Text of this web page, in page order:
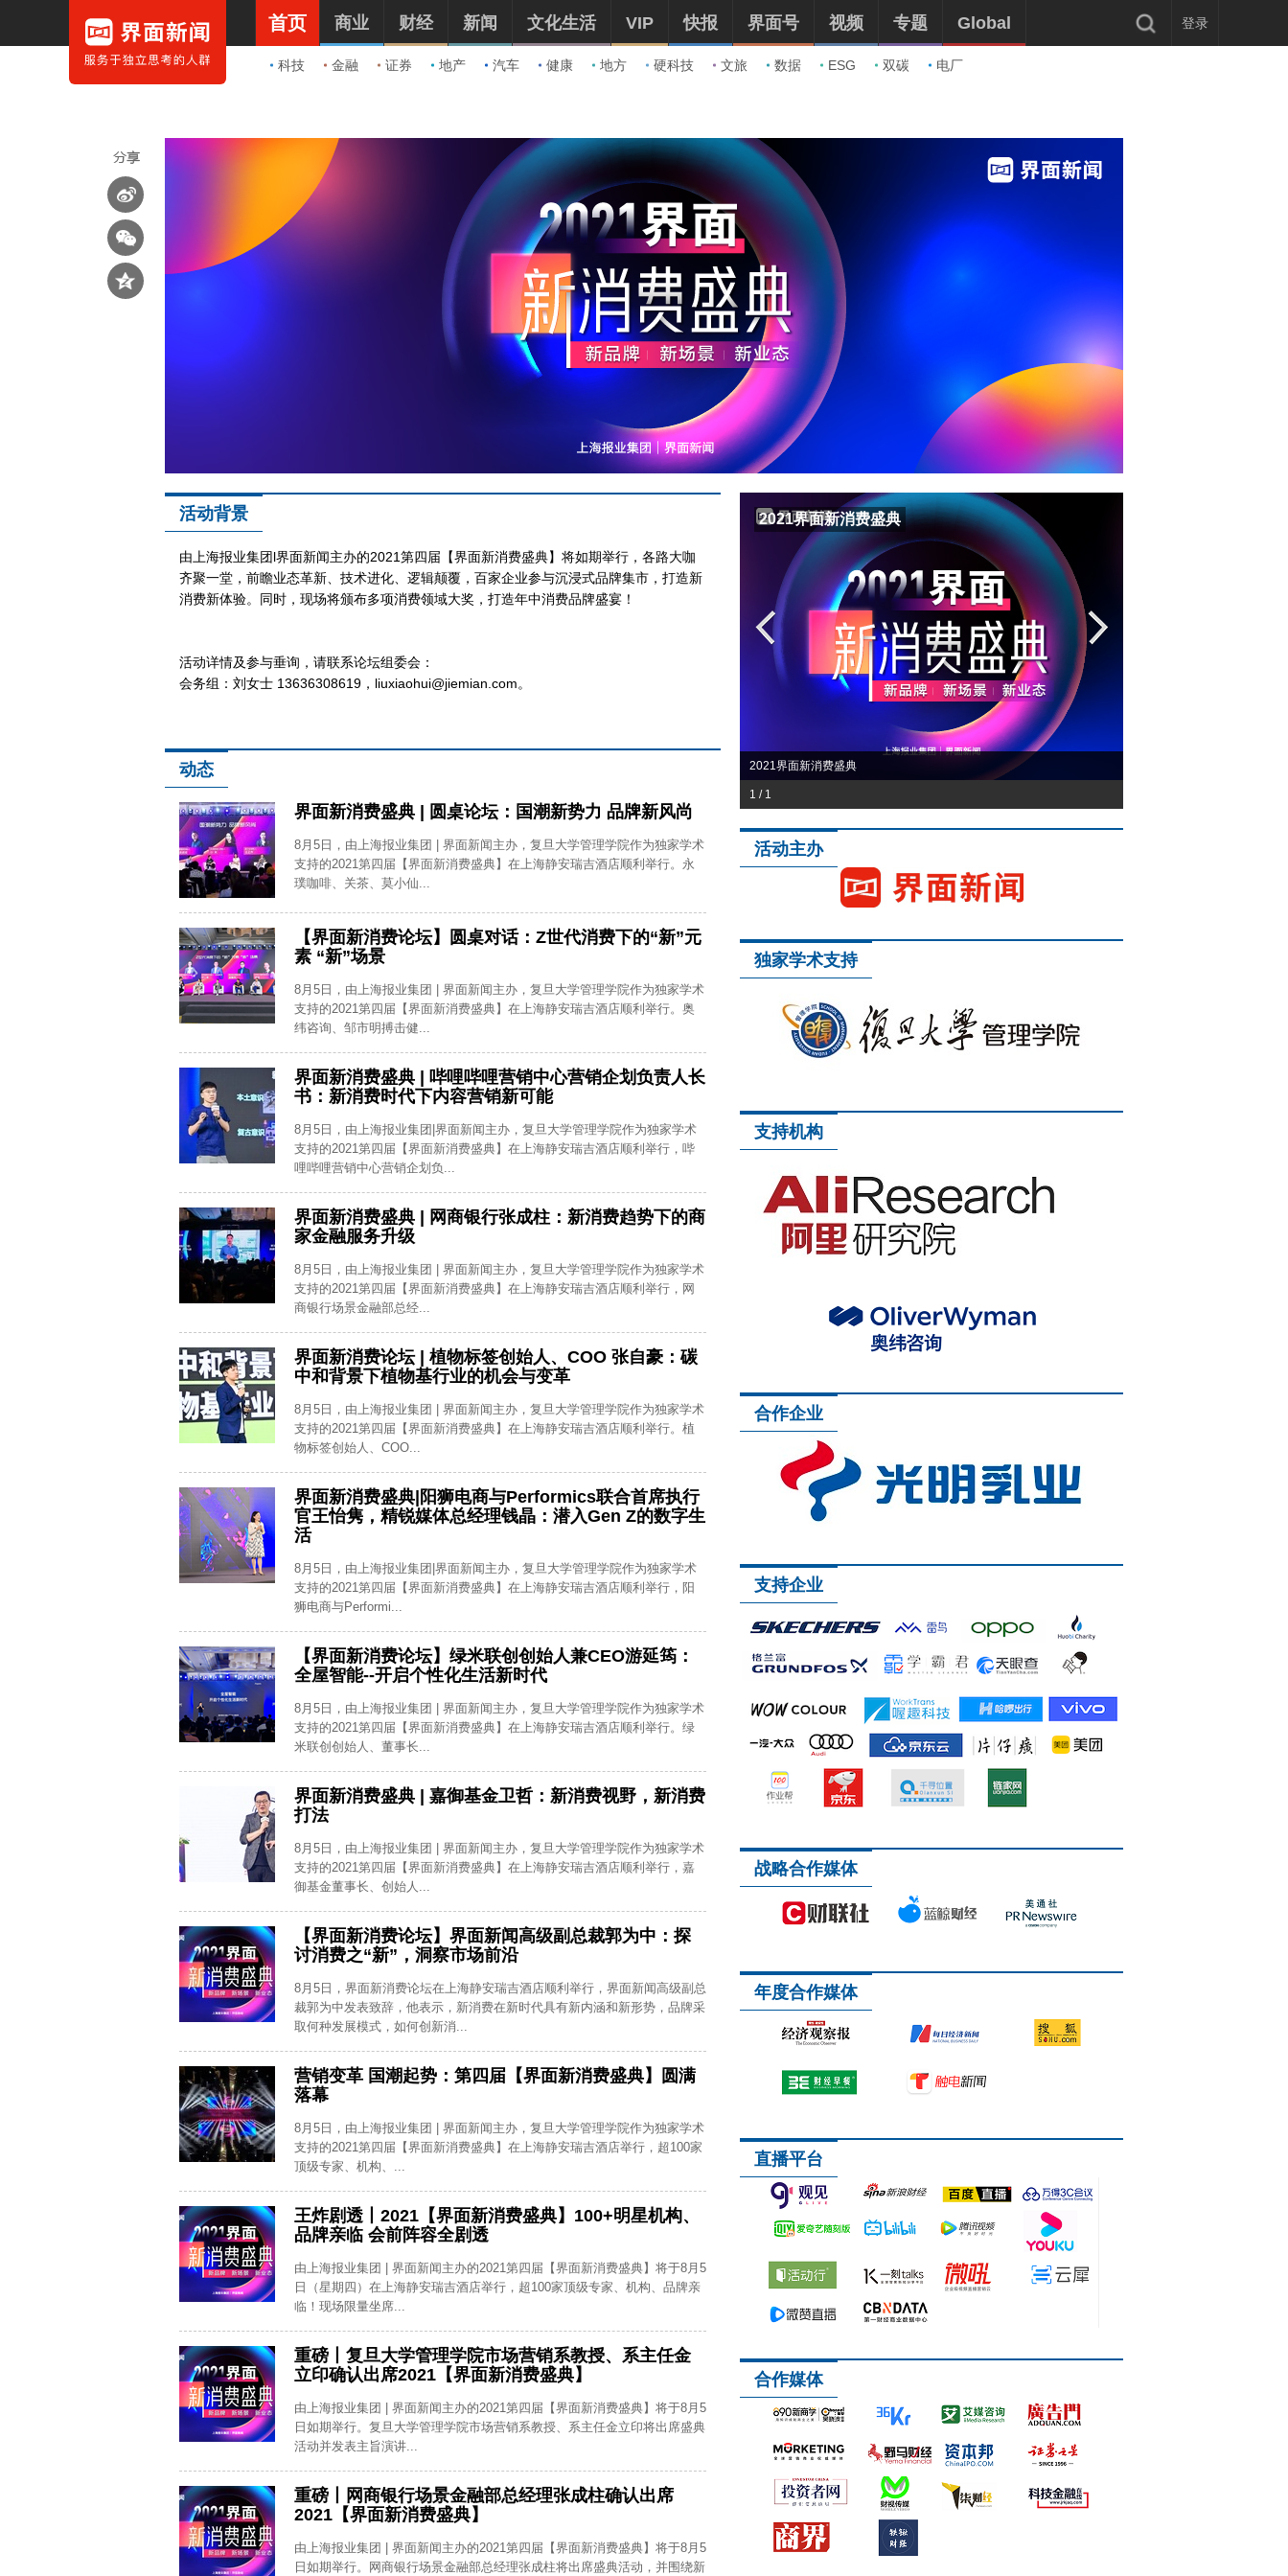
首页
科技 金融 证券 地产 汽车 健康 地方 硬科技 文旅 数据 ESG 双碳 电厂
商业 财经 新闻 文化生活 VIP 快报 界面号 视频 专题 Global 登录
活动背景
由上海报业集团l界面新闻主办的2021第四届【界面新消费盛典】将如期举行，各路大咖
齐聚一堂，前瞻业态革新、技术进化、逻辑颠覆，百家企业参与沉浸式品牌集市，打造新
消费新体验。同时，现场将颁布多项消费领域大奖，打造年中消费品牌盛宴！
活动详情及参与垂询，请联系论坛组委会：
会务组：刘女士 13636308619，liuxiaohui@jiemian.com。
动态
界面新消费盛典 | 圆桌论坛：国潮新势力 品牌新风尚
8月5日，由上海报业集团 | 界面新闻主办，复旦大学管理学院作为独家学术
支持的2021第四届【界面新消费盛典】在上海静安瑞吉酒店顺利举行。永
璞咖啡、关茶、莫小仙...
【界面新消费论坛】圆桌对话：Z世代消费下的“新”元
素 “新”场景
8月5日，由上海报业集团 | 界面新闻主办，复旦大学管理学院作为独家学术
支持的2021第四届【界面新消费盛典】在上海静安瑞吉酒店顺利举行。奥
纬咨询、邹市明搏击健...
界面新消费盛典 | 哔哩哔哩营销中心营销企划负责人长
书：新消费时代下内容营销新可能
8月5日，由上海报业集团|界面新闻主办，复旦大学管理学院作为独家学术
支持的2021第四届【界面新消费盛典】在上海静安瑞吉酒店顺利举行，哔
哩哔哩营销中心营销企划负...
界面新消费盛典 | 网商银行张成柱：新消费趋势下的商
家金融服务升级
8月5日，由上海报业集团 | 界面新闻主办，复旦大学管理学院作为独家学术
支持的2021第四届【界面新消费盛典】在上海静安瑞吉酒店顺利举行，网
商银行场景金融部总经...
界面新消费论坛 | 植物标签创始人、COO 张自豪：碳
中和背景下植物基行业的机会与变革
8月5日，由上海报业集团 | 界面新闻主办，复旦大学管理学院作为独家学术
支持的2021第四届【界面新消费盛典】在上海静安瑞吉酒店顺利举行。植
物标签创始人、COO...
界面新消费盛典|阳狮电商与Performics联合首席执行
官王怡隽，精锐媒体总经理钱晶：潜入Gen Z的数字生
活
8月5日，由上海报业集团|界面新闻主办，复旦大学管理学院作为独家学术
支持的2021第四届【界面新消费盛典】在上海静安瑞吉酒店顺利举行，阳
狮电商与Performi...
【界面新消费论坛】绿米联创创始人兼CEO游延筠：
全屋智能--开启个性化生活新时代
8月5日，由上海报业集团 | 界面新闻主办，复旦大学管理学院作为独家学术
支持的2021第四届【界面新消费盛典】在上海静安瑞吉酒店顺利举行。绿
米联创创始人、董事长...
界面新消费盛典 | 嘉御基金卫哲：新消费视野，新消费
打法
8月5日，由上海报业集团 | 界面新闻主办，复旦大学管理学院作为独家学术
支持的2021第四届【界面新消费盛典】在上海静安瑞吉酒店顺利举行，嘉
御基金董事长、创始人...
【界面新消费论坛】界面新闻高级副总裁郭为中：探
讨消费之“新”，洞察市场前沿
8月5日，界面新消费论坛在上海静安瑞吉酒店顺利举行，界面新闻高级副总
裁郭为中发表致辞，他表示，新消费在新时代具有新内涵和新形势，品牌采
取何种发展模式，如何创新消...
营销变革 国潮起势：第四届【界面新消费盛典】圆满
落幕
8月5日，由上海报业集团 | 界面新闻主办，复旦大学管理学院作为独家学术
支持的2021第四届【界面新消费盛典】在上海静安瑞吉酒店举行，超100家
顶级专家、机构、...
王炸剧透丨2021【界面新消费盛典】100+明星机构、
品牌亲临 会前阵容全剧透
由上海报业集团 | 界面新闻主办的2021第四届【界面新消费盛典】将于8月5
日（星期四）在上海静安瑞吉酒店举行，超100家顶级专家、机构、品牌亲
临！现场限量坐席...
重磅丨复旦大学管理学院市场营销系教授、系主任金
立印确认出席2021【界面新消费盛典】
由上海报业集团 | 界面新闻主办的2021第四届【界面新消费盛典】将于8月5
日如期举行。复旦大学管理学院市场营销系教授、系主任金立印将出席盛典
活动并发表主旨演讲...
重磅丨网商银行场景金融部总经理张成柱确认出席
2021【界面新消费盛典】
由上海报业集团 | 界面新闻主办的2021第四届【界面新消费盛典】将于8月5
日如期举行。网商银行场景金融部总经理张成柱将出席盛典活动，并围绕新
2021界面新消费盛典
2021界面新消费盛典
1 / 1
活动主办
独家学术支持
支持机构
合作企业
支持企业
战略合作媒体
年度合作媒体
直播平台
合作媒体